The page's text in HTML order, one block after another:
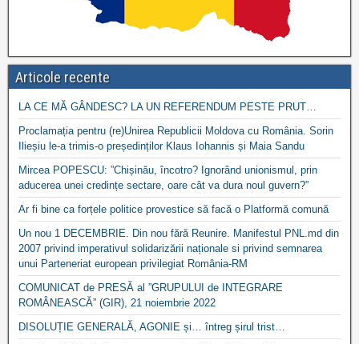
Articole recente
LA CE MĂ GÂNDESC? LA UN REFERENDUM PESTE PRUT…
Proclamația pentru (re)Unirea Republicii Moldova cu România. Sorin
Ilieșiu le-a trimis-o președinților Klaus Iohannis și Maia Sandu
Mircea POPESCU: ”Chișinău, încotro? Ignorând unionismul, prin
aducerea unei credințe sectare, oare cât va dura noul guvern?”
Ar fi bine ca forțele politice provestice să facă o Platformă comună
Un nou 1 DECEMBRIE. Din nou fără Reunire. Manifestul PNL.md din
2007 privind imperativul solidarizării naționale si privind semnarea
unui Parteneriat european privilegiat România-RM
COMUNICAT de PRESĂ al ”GRUPULUI de INTEGRARE
ROMÂNEASCĂ” (GIR), 21 noiembrie 2022
DISOLUȚIE GENERALĂ, AGONIE și… întreg șirul trist…